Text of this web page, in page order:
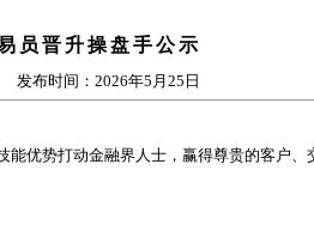
员晋升操盘手公示
布时间：2026年5月25日
优势打动金融界人士，赢得尊贵的客户